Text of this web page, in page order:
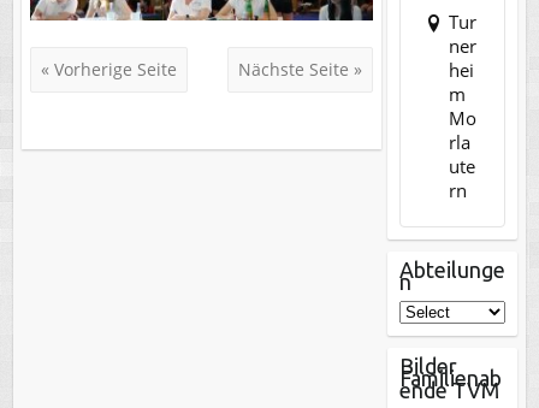
« Vorherige Seite Nächste Seite »
Tur
ner
hei
m
Mo
rla
ute
rn
Abteilunge
n
Bilder
Familienab
ende TVM